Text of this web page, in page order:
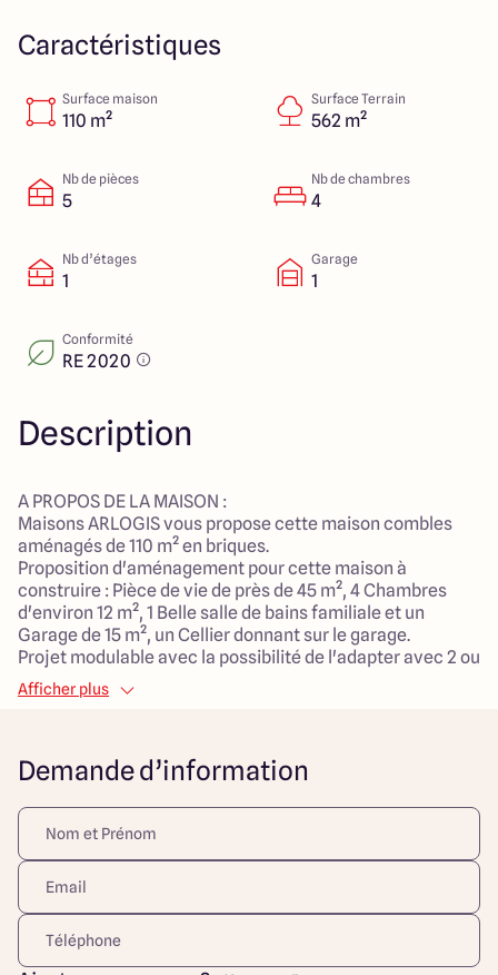
4.4 4.8
Caractéristiques
Surface maison
110 m²
Surface Terrain
562 m²
Nb de pièces
5
Nb de chambres
4
Nb d’étages
1
Garage
1
Conformité
RE 2020
Description
A PROPOS DE LA MAISON :
Maisons ARLOGIS vous propose cette maison combles
aménagés de 110 m² en briques.
Proposition d'aménagement pour cette maison à
construire : Pièce de vie de près de 45 m², 4 Chambres
d'environ 12 m², 1 Belle salle de bains familiale et un
Garage de 15 m², un Cellier donnant sur le garage.
Projet modulable avec la possibilité de l'adapter avec 2 ou
3 chambres, il est possible d'y ajouter un bureau et une
suite parentale. Le modèle est totalement adaptable à
maison économique et écologique grâce à la nouvelle
construction sur-mesure !
A PROPOS DE ESTAIRES :
Estaires bénéficie d'une situation géographique
stratégique, à environ 30 km de Lille, 20 km de Béthune et
proche de la frontière belge, offrant un accès rapide aux
grandes villes et à leurs opportunités. La commune est
bien équipée avec des écoles (de la maternelle au
Afficher plus
Demande d’information